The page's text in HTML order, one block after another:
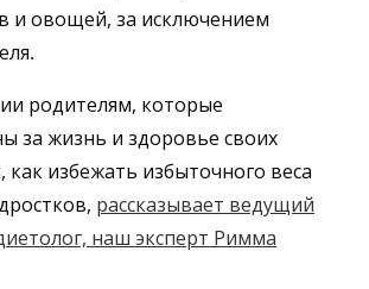
и овощей, за исключением
родителям, которые
за жизнь и здоровье своих
как избежать избыточного веса
рассказывает ведущий
наш эксперт Римма